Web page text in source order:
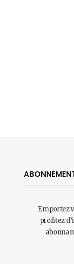
Emportez
profitez